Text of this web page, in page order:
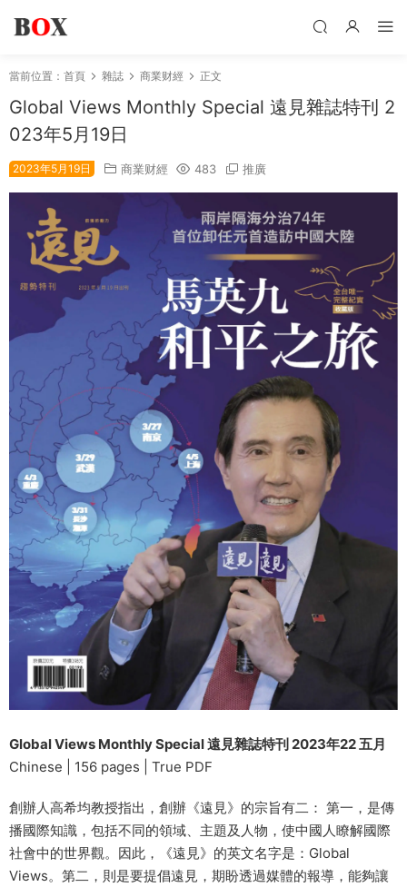
當前位置： 首頁 雜誌 商業财經 正文
Global Views Monthly Special 遠見雜誌特刊 2
023年5月19日
2023年5月19日 商業财經 483 推廣
Global Views Monthly Special 遠見雜誌特刊 2023年22 五月
Chinese | 156 pages | True PDF
創辦人高希均教授指出，創辦《遠見》的宗旨有二： 第一，是傳
播國際知識，包括不同的領域、主題及人物，使中國人瞭解國際
社會中的世界觀。因此，《遠見》的英文名字是：Global
Views。第二，則是要提倡遠見，期盼透過媒體的報導，能夠讓